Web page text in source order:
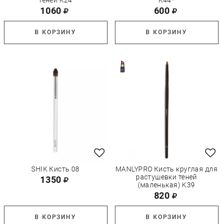
1060
В КОРЗИНУ
600
В КОРЗИНУ
SHIK Кисть 08
1350
В КОРЗИНУ
MANLYPRO Кисть круглая для
растушевки теней
(маленькая) K39
820
В КОРЗИНУ